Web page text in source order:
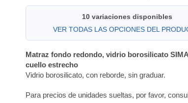
10 variaciones disponibles
VER TODAS LAS OPCIONES DEL
Matraz fondo redondo, vidrio borosilicato
cuello estrecho
Vidrio borosilicato, con reborde, sin graduar.
Para precios de unidades sueltas, por favor,